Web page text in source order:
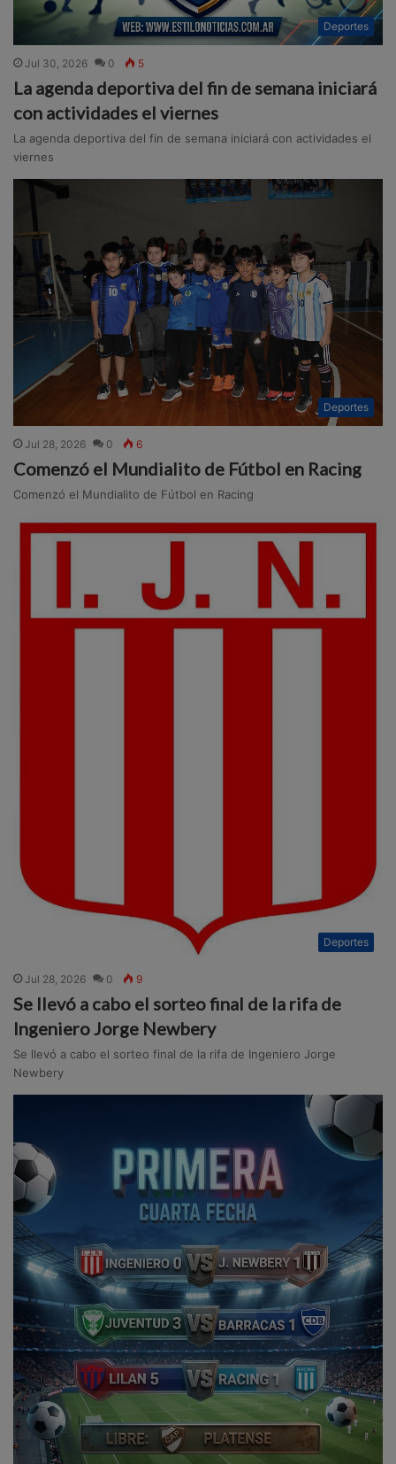
Deportes
Jul 30, 2026 0 5
La agenda deportiva del fin de semana iniciará
con actividades el viernes
La agenda deportiva del fin de semana iniciará con actividades el
viernes
Deportes
Jul 28, 2026 0 6
Comenzó el Mundialito de Fútbol en Racing
Comenzó el Mundialito de Fútbol en Racing
Deportes
Jul 28, 2026 0 9
Se llevó a cabo el sorteo final de la rifa de
Ingeniero Jorge Newbery
Se llevó a cabo el sorteo final de la rifa de Ingeniero Jorge
Newbery